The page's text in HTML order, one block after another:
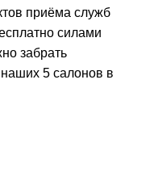
приёма служб
силами
забрать
5 салонов в